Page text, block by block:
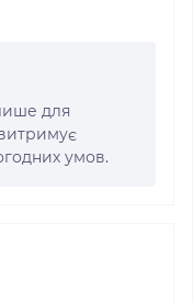
для
умов.